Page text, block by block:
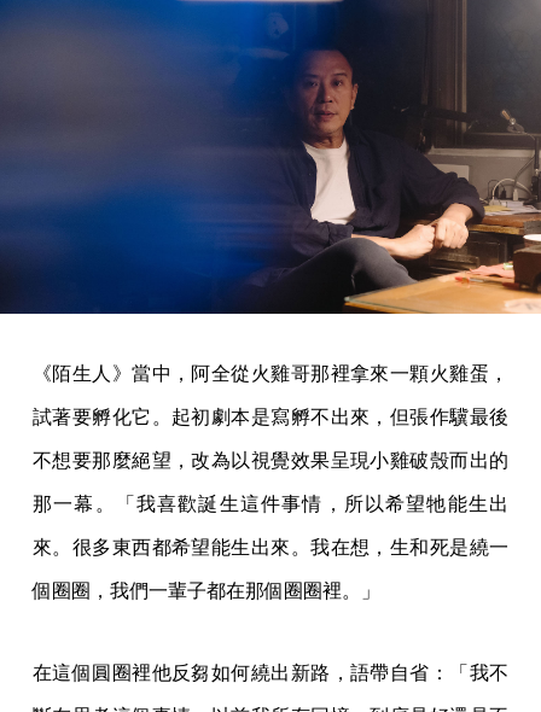
《陌生人》當中，阿全從火雞哥那裡拿來一顆火雞蛋，
試著要孵化它。起初劇本是寫孵不出來，但張作驥最後
不想要那麼絕望，改為以視覺效果呈現小雞破殼而出的
那一幕。「我喜歡誕生這件事情，所以希望牠能生出
來。很多東西都希望能生出來。我在想，生和死是繞一
個圈圈，我們一輩子都在那個圈圈裡。」
在這個圓圈裡他反芻如何繞出新路，語帶自省：「我不